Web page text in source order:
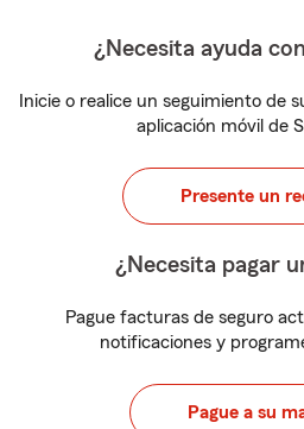
¿Necesita ayuda
Inicie o realice un seguimiento de
aplicación móvil de
Presente un
¿Necesita pagar
Pague facturas de seguro
notificaciones y
Pague a su